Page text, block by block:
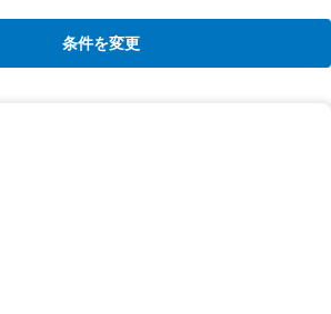
条件を変更